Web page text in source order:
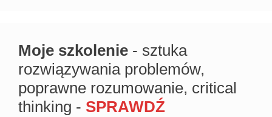
Moje szkolenie - sztuka
rozwiązywania problemów,
poprawne rozumowanie, critical
thinking - SPRAWDŹ